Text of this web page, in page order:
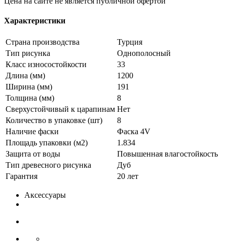
Характеристики
Страна производства
Турция
Тип рисунка
Однополосный
Класс износостойкости
33
Длина (мм)
1200
Ширина (мм)
191
Толщина (мм)
8
Сверхустойчивый к царапинам Нет
Количество в упаковке (шт)
8
Наличие фаски
Фаска 4V
Площадь упаковки (м2)
1.834
Защита от воды
Повышенная влагостойкость
Тип древесного рисунка
Дуб
Гарантия
20 лет
Аксессуары